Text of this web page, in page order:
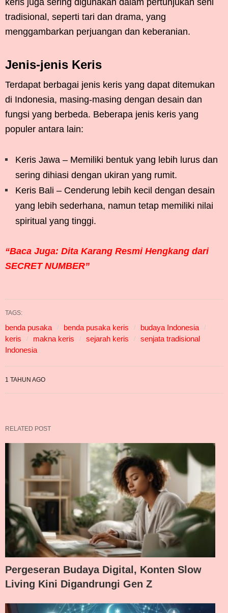
tradisional, seperti tari dan drama, yang
menggambarkan perjuangan dan keberanian.
Jenis-jenis Keris
Terdapat berbagai jenis keris yang dapat ditemukan
di Indonesia, masing-masing dengan desain dan
fungsi yang berbeda. Beberapa jenis keris yang
populer antara lain:
Keris Jawa – Memiliki bentuk yang lebih lurus dan
sering dihiasi dengan ukiran yang rumit.
Keris Bali – Cenderung lebih kecil dengan desain
yang lebih sederhana, namun tetap memiliki nilai
spiritual yang tinggi.
“Baca Juga: Dita Karang Resmi Hengkang dari
SECRET NUMBER”
TAGS:
benda pusaka benda pusaka keris
budaya Indonesia
keris
makna keris sejarah keris
senjata tradisional
Indonesia
1 TAHUN AGO
RELATED POST
Pergeseran Budaya Digital, Konten Slow
Living Kini Digandrungi Gen Z